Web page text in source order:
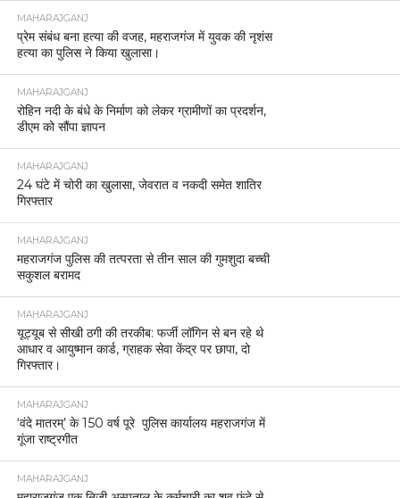
MAHARAJGANJ
प्रेम संबंध बना हत्या की वजह, महराजगंज में युवक की नृशंस
हत्या का पुलिस ने किया खुलासा।
MAHARAJGANJ
रोहिन नदी के बंधे के निर्माण को लेकर ग्रामीणों का प्रदर्शन,
डीएम को सौंपा ज्ञापन
MAHARAJGANJ
24 घंटे में चोरी का खुलासा, जेवरात व नकदी समेत शातिर
गिरफ्तार
MAHARAJGANJ
महराजगंज पुलिस की तत्परता से तीन साल की गुमशुदा बच्ची
सकुशल बरामद
MAHARAJGANJ
यूट्यूब से सीखी ठगी की तरकीब: फर्जी लॉगिन से बन रहे थे
आधार व आयुष्मान कार्ड, ग्राहक सेवा केंद्र पर छापा, दो
गिरफ्तार।
MAHARAJGANJ
‘वंदे मातरम्’ के 150 वर्ष पूरे पुलिस कार्यालय महराजगंज में
गूंजा राष्ट्रगीत
MAHARAJGANJ